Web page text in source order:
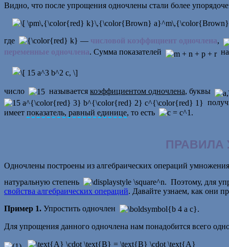
Видно, что после упрощения одночлены стали более
где — числовой коэффициент одночлена,
переменные одночлена. Сумма показателей
число называется коэффициентом одночлена, буквы
имеет показатель, равный единице, то есть
Одночлены построены из алгебраических операций
натуральную степень
Поэтому, для
свойства алгебраических операций. Давайте узнаем, как они
Пример 1. Упростить одночлен
Для упрощения данного одночлена нам понадобится всего